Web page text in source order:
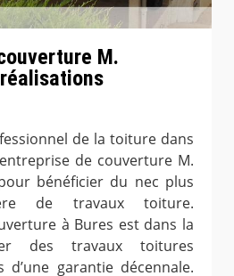
M.
de la toiture dans
de couverture M.
bénéficier du nec plus
de travaux toiture.
à Bures est dans la
des travaux toitures
d’une garantie décennale.